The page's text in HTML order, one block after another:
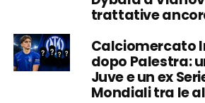
trattative
Calciomercato
dopo Palestra:
Juve e un ex
Mondiali tra le